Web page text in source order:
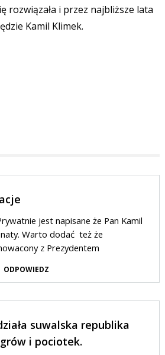
rozwiązała i przez najbliższe lata
Kamil Klimek.
jest napisane że Pan Kamil
Warto dodać też że
z Prezydentem
ODPOWIEDZ
suwalska republika
i pociotek.